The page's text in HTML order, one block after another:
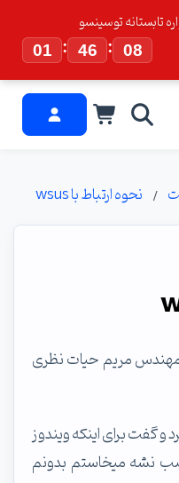
تابستانه توسینسو
01
: 46 : 07
نحوه ارتباط با wsus
مریم حیات نظری
گفت برای اینکه ویندوز
نشه میخاستم بدونم